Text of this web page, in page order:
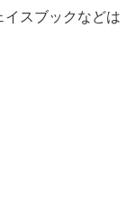
イスブックなどは